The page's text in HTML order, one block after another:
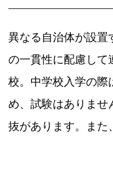
異なる自治体が設置
の一貫性に配慮して
校。中学校入学の際
め、試験はありませ
抜があります。また